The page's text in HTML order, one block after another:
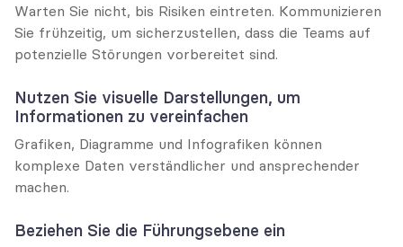
Warten Sie nicht, bis Risiken eintreten. Kommunizieren
Sie frühzeitig, um sicherzustellen, dass die Teams auf
potenzielle Störungen vorbereitet sind.
Nutzen Sie visuelle Darstellungen, um
Informationen zu vereinfachen
Grafiken, Diagramme und Infografiken können
komplexe Daten verständlicher und ansprechender
machen.
Beziehen Sie die Führungsebene ein